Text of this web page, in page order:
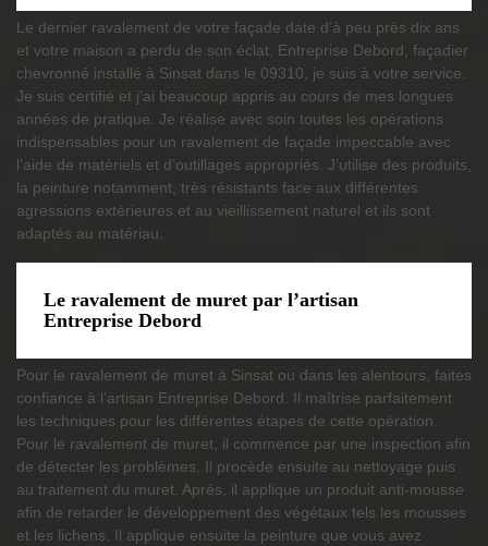
Le dernier ravalement de votre façade date d’à peu près dix ans
et votre maison a perdu de son éclat. Entreprise Debord, façadier
chevronné installé à Sinsat dans le 09310, je suis à votre service.
Je suis certifié et j’ai beaucoup appris au cours de mes longues
années de pratique. Je réalise avec soin toutes les opérations
indispensables pour un ravalement de façade impeccable avec
l’aide de matériels et d’outillages appropriés. J’utilise des produits,
la peinture notamment, très résistants face aux différentes
agressions extérieures et au vieillissement naturel et ils sont
adaptés au matériau.
Le ravalement de muret par l’artisan
Entreprise Debord
Pour le ravalement de muret à Sinsat ou dans les alentours, faites
confiance à l’artisan Entreprise Debord. Il maîtrise parfaitement
les techniques pour les différentes étapes de cette opération.
Pour le ravalement de muret, il commence par une inspection afin
de détecter les problèmes. Il procède ensuite au nettoyage puis
au traitement du muret. Après, il applique un produit anti-mousse
afin de retarder le développement des végétaux tels les mousses
et les lichens. Il applique ensuite la peinture que vous avez